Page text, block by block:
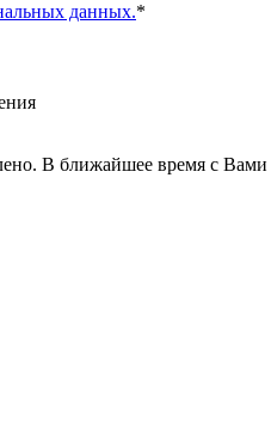
данных.*
В ближайшее время с Вами